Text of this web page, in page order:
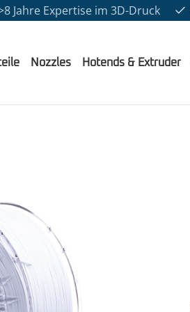
Jahre Expertise im 3D-Druck
Nozzles Hotends & Extruder